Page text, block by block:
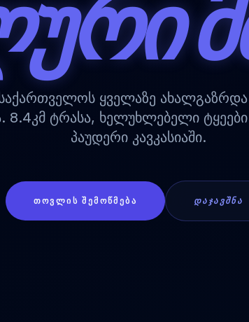
ყველაზე
8.4კმ ტრასა, ხელუხლებელი
პაუდერი კავკასიაში.
ᲗᲝᲕᲚᲘᲡ ᲨᲔᲛᲝᲬᲛᲔᲑᲐ ᲓᲐᲯᲐᲕᲨᲜᲐ